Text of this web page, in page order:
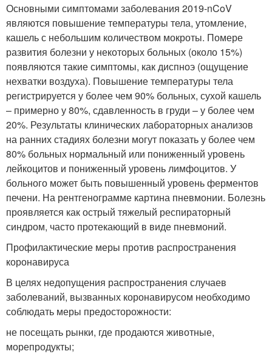
Основными симптомами заболевания 2019-nCoV
являются повышение температуры тела, утомление,
кашель с небольшим количеством мокроты. Помере
развития болезни у некоторых больных (около 15%)
появляются такие симптомы, как диспноэ (ощущение
нехватки воздуха). Повышение температуры тела
регистрируется у более чем 90% больных, сухой кашель
– примерно у 80%, сдавленность в груди – у более чем
20%. Результаты клинических лабораторных анализов
на ранних стадиях болезни могут показать у более чем
80% больных нормальный или пониженный уровень
лейкоцитов и пониженный уровень лимфоцитов. У
больного может быть повышенный уровень ферментов
печени. На рентгенограмме картина пневмонии. Болезнь
проявляется как острый тяжелый респираторный
синдром, часто протекающий в виде пневмоний.
Профилактические меры против распространения
коронавируса
В целях недопущения распространения случаев
заболеваний, вызванных коронавирусом необходимо
соблюдать меры предосторожности:
не посещать рынки, где продаются животные,
морепродукты;